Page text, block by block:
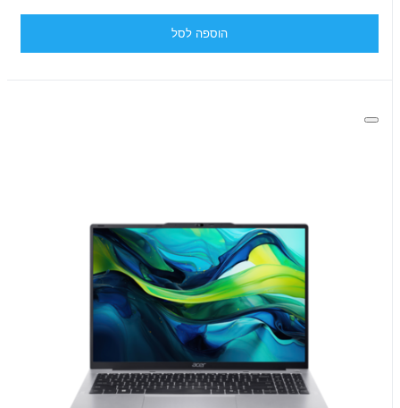
הוספה לסל